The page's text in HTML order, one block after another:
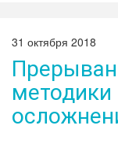
31 октября 2018